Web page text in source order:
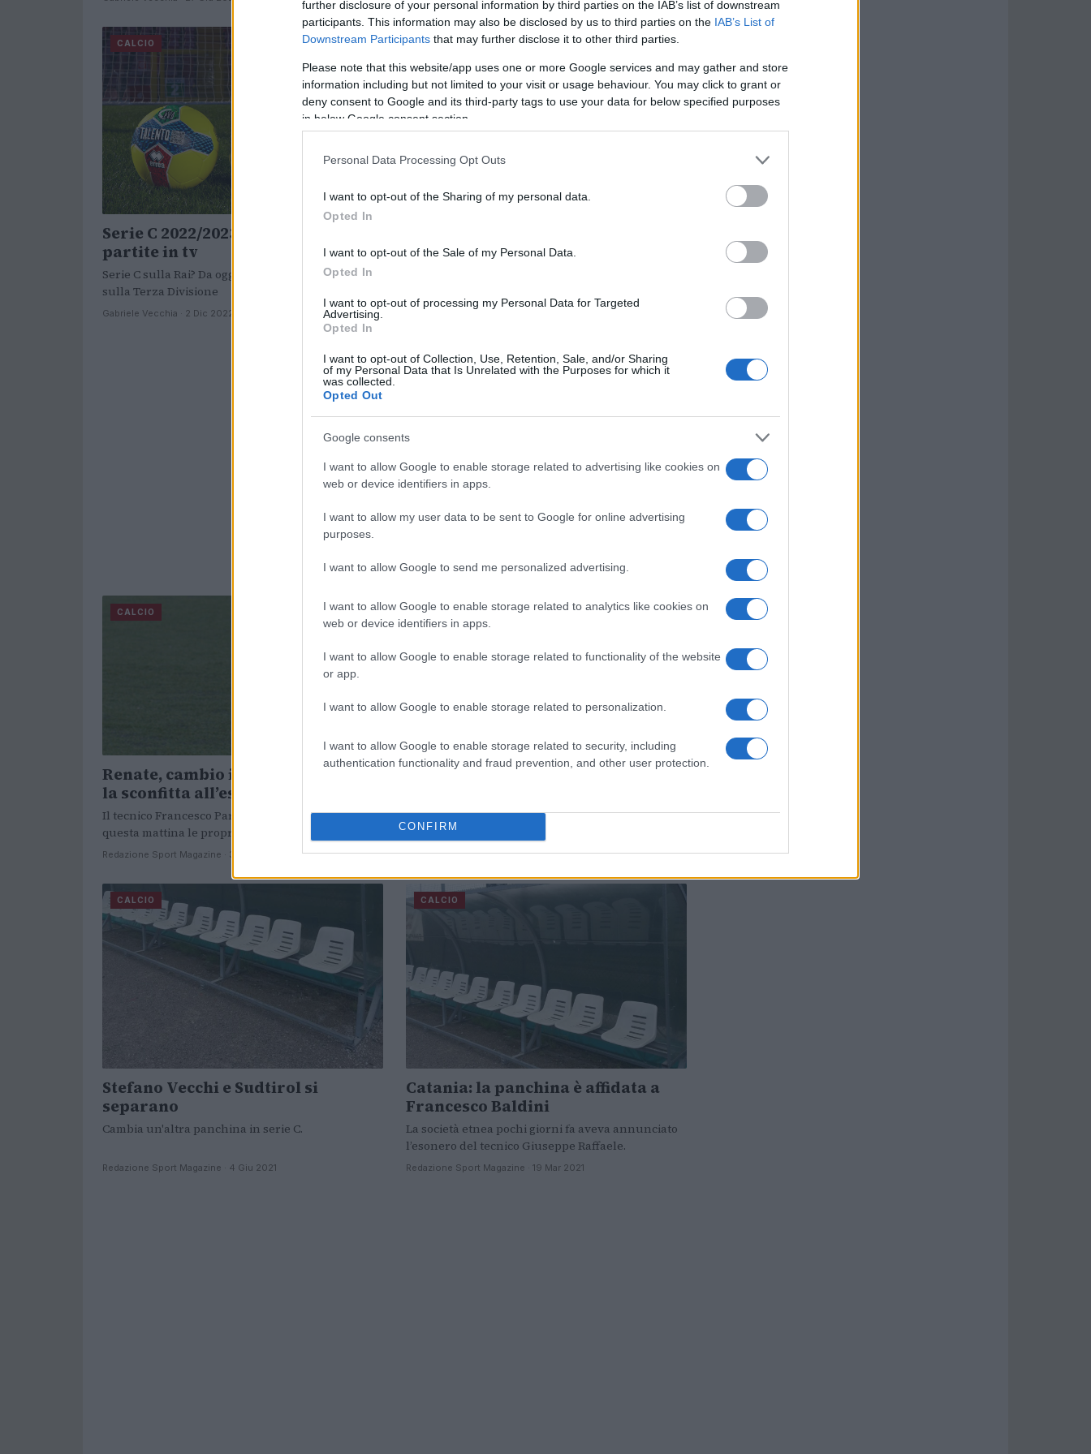
further disclosure of your personal information by third parties on the IAB’s list of downstream
participants. This information may also be disclosed by us to third parties on the IAB’s List of
Downstream Participants that may further disclose it to other third parties.
Please note that this website/app uses one or more Google services and may gather and store
information including but not limited to your visit or usage behaviour. You may click to grant or
deny consent to Google and its third-party tags to use your data for below specified purposes
in below Google consent section.
Personal Data Processing Opt Outs
I want to opt-out of the Sharing of my personal data.
Opted In
I want to opt-out of the Sale of my Personal Data.
Opted In
I want to opt-out of processing my Personal Data for Targeted
Advertising.
Opted In
I want to opt-out of Collection, Use, Retention, Sale, and/or Sharing
of my Personal Data that Is Unrelated with the Purposes for which it
was collected.
Opted Out
Google consents
I want to allow Google to enable storage related to advertising like cookies on
web or device identifiers in apps.
I want to allow my user data to be sent to Google for online advertising
purposes.
I want to allow Google to send me personalized advertising.
I want to allow Google to enable storage related to analytics like cookies on
web or device identifiers in apps.
I want to allow Google to enable storage related to functionality of the website
or app.
I want to allow Google to enable storage related to personalization.
I want to allow Google to enable storage related to security, including
authentication functionality and fraud prevention, and other user protection.
CONFIRM
CALCIO
Serie C 2022/2023: dove vedere le
partite in tv
Serie C sulla Rai? Da oggi si può, le informazioni
sulla Terza Divisione
Gabriele Vecchia · 2 Dic 2022
CALCIO
Simone Missiroli riparte dalla
L'ex Spal ha firmato con il Cesena.
Redazione Sport Magazine · 26 Set 2021
CALCIO
Renate, cambio in panchina dopo
la sconfitta all’esordio
Il tecnico Francesco Parravicini ha rassegnato
questa mattina le proprie dimissioni.
Redazione Sport Magazine · 30 Ago 2021
CALCIO
Imolese Calcio, arriva Luca
L'attaccante classe 1998 arriva nella squadra
rossoblù in prestito dal Frosinone.
Redazione Sport Magazine · 28 Ago 2021
CALCIO
Stefano Vecchi e Sudtirol si
separano
Cambia un'altra panchina in serie C.
Redazione Sport Magazine · 4 Giu 2021
CALCIO
Catania: la panchina è affidata a
Francesco Baldini
La società etnea pochi giorni fa aveva annunciato
l’esonero del tecnico Giuseppe Raffaele.
Redazione Sport Magazine · 19 Mar 2021